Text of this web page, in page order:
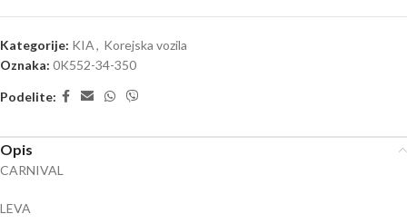
Kategorije: KIA, Korejska vozila
Oznaka: 0K552-34-350
Podelite:
Opis
CARNIVAL
LEVA